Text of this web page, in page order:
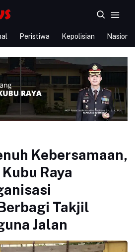
Peristiwa Kepolisian Nasional
Kebersamaan,
Raya
Takjil
Jalan